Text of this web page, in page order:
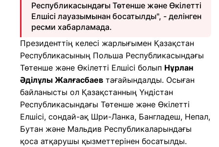
Республикасындағы Төтенше және Өкілетті
Елшісі лауазымынан босатылды", - делінген
ресми хабарламада.
Президенттің келесі жарлығымен Қазақстан
Республикасының Польша Республикасындағы
Төтенше және Өкілетті Елшісі болып Нұрлан
Әділұлы Жалғасбаев тағайындалды. Осыған
байланысты ол Қазақстанның Үндістан
Республикасындағы Төтенше және Өкілетті
Елшісі, сондай-ақ Шри-Ланка, Бангладеш, Непал,
Бутан және Мальдив Республикаларындағы
қоса атқарушы қызметтерінен босатылды.